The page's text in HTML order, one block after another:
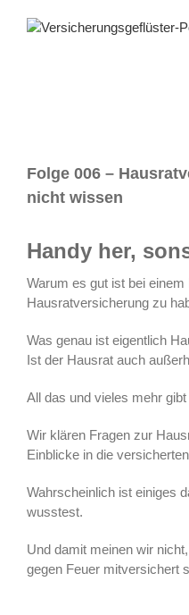
Inhalt
Folge 006 –
nicht wissen
Handy her,
Warum es gut ist bei einem
Hausratversicherung zu
Was genau ist eigentlich
Ist der Hausrat auch
All das und vieles mehr
Wir klären Fragen zur
Einblicke in die
Wahrscheinlich ist einiges
wusstest.
Und damit meinen wir
gegen Feuer mitversichert